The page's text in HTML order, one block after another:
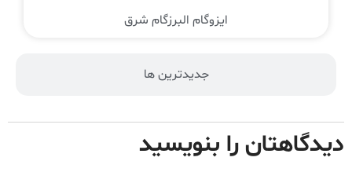
جدیدترین ها
ایزوگام البرزگام شرق
دیدگاهتان را بنویسید